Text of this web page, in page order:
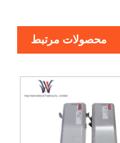
محصولات مرتبط